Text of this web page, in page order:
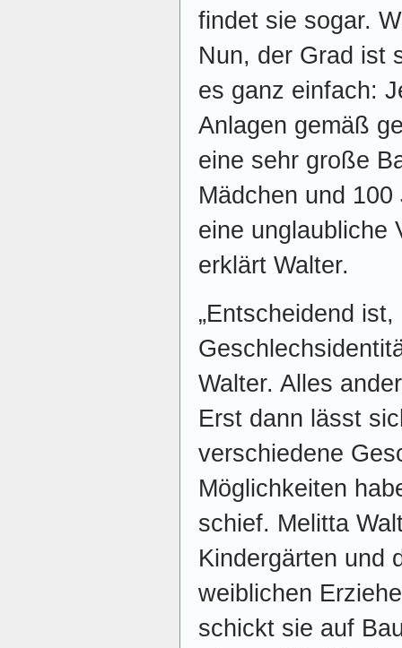
findet sie sogar.
Nun, der Grad ist
es ganz einfach:
Anlagen gemäß
eine sehr große
Mädchen und
eine unglaubliche
erklärt Walter.
„Entscheidend
Walter. Alles
Erst dann lässt
verschiedene
Möglichkeiten
schief. Melitta
Kindergärten und
weiblichen
schickt sie auf